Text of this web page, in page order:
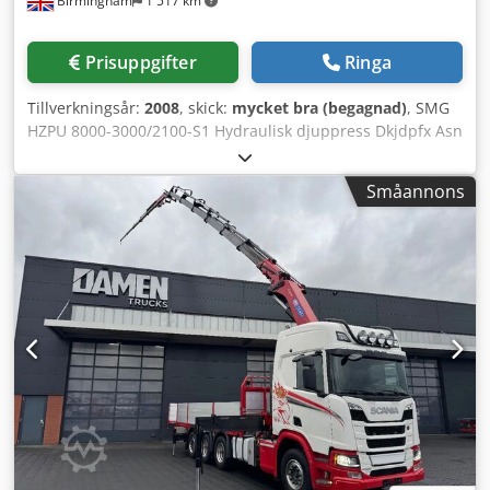
Prisuppgifter Ringa
Tillverkningsår: 2008, skick: mycket bra (begagnad), SMG
HZPU 8000-3000/2100-S1 Hydraulisk djuppress Dkjdpfx Asn
Awd Rjklsr Märke: SMG Modell: HZPU 8000-3000/2100-S1
Årsmodell: 1995 Beskrivning: Hydraulisk djuppress, H-ram
hydraulpress Presskraft: 800 ton Upptagningsyta: Ca 3 000
x 2 100 mm Monteringshöjd: Max 1 400 mm
Småannons